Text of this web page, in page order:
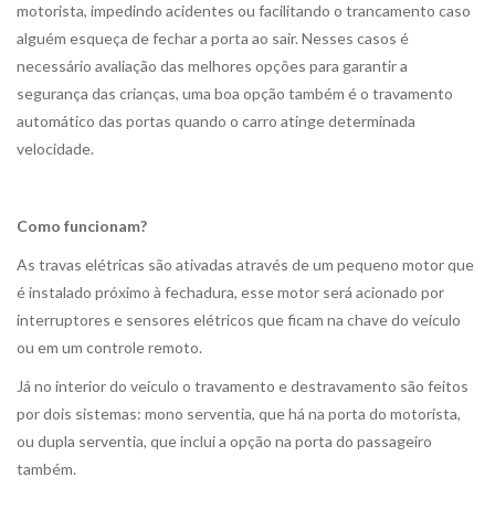
motorista, impedindo acidentes ou facilitando o trancamento caso
alguém esqueça de fechar a porta ao sair. Nesses casos é
necessário avaliação das melhores opções para garantir a
segurança das crianças, uma boa opção também é o travamento
automático das portas quando o carro atinge determinada
velocidade.
Como funcionam?
As travas elétricas são ativadas através de um pequeno motor que
é instalado próximo à fechadura, esse motor será acionado por
interruptores e sensores elétricos que ficam na chave do veículo
ou em um controle remoto.
Já no interior do veículo o travamento e destravamento são feitos
por dois sistemas: mono serventia, que há na porta do motorista,
ou dupla serventia, que inclui a opção na porta do passageiro
também.